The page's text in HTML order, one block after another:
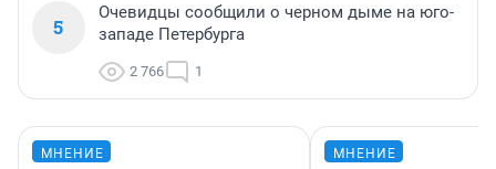
5
Очевидцы сообщили о черном дыме на юго-
западе Петербурга
2 766 1
МНЕНИЕ МНЕНИЕ